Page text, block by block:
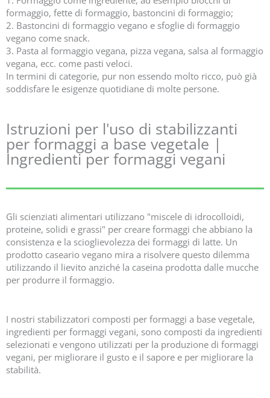
formaggio, fette di formaggio, bastoncini di formaggio;
2. Bastoncini di formaggio vegano e sfoglie di formaggio
vegano come snack.
3. Pasta al formaggio vegana, pizza vegana, salsa al formaggio
vegana, ecc. come pasti veloci.
In termini di categorie, pur non essendo molto ricco, può già
soddisfare le esigenze quotidiane di molte persone.
Istruzioni per l'uso di stabilizzanti
per formaggi a base vegetale |
Ingredienti per formaggi vegani
Gli scienziati alimentari utilizzano "miscele di idrocolloidi,
proteine, solidi e grassi" per creare formaggi che abbiano la
consistenza e la scioglievolezza dei formaggi di latte. Un
prodotto caseario vegano mira a risolvere questo dilemma
utilizzando il lievito anziché la caseina prodotta dalle mucche
per produrre il formaggio.
I nostri stabilizzatori composti per formaggi a base vegetale,
ingredienti per formaggi vegani, sono composti da ingredienti
selezionati e vengono utilizzati per la produzione di formaggi
vegani, per migliorare il gusto e il sapore e per migliorare la
stabilità.